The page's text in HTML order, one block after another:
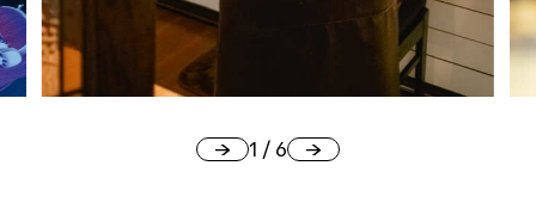
Instagra
m
Threads
1 / 6